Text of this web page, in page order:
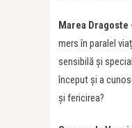
Marea
mers în paralel
sensibilă și
început și a
și fericirea?